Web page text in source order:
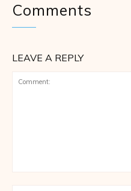
Comments
LEAVE A REPLY